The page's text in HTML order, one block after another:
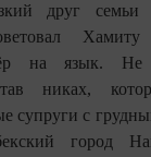
друг семьи
на язык. Не
никах,
супруги с
город